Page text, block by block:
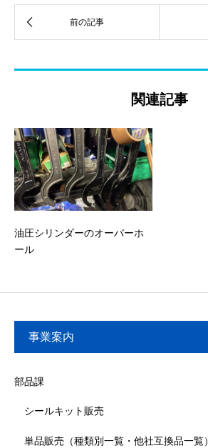
関連記事
油圧シリンダーのオーバーホ
ール
事業案内
部品課
シールキット販売
単品販売（種類別一覧・他社互換品一覧）